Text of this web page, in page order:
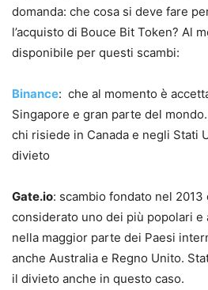
domanda: che cosa si deve fare
l’acquisto di Bouce Bit Token? Al
disponibile per questi scambi:
Binance: che al momento è
Singapore e gran parte del
chi risiede in Canada e negli Stati
divieto
Gate.io: scambio fondato nel 2013
considerato uno dei più popolari e
nella maggior parte dei Paesi
anche Australia e Regno Unito.
il divieto anche in questo caso.